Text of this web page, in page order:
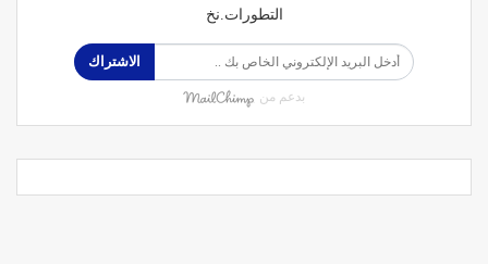
التطورات.نخ
الاشتراك
بدعم من